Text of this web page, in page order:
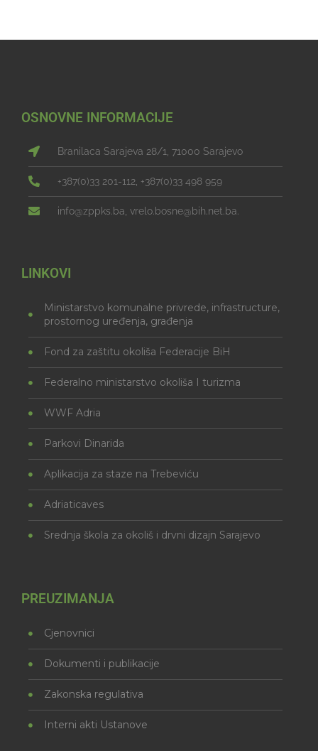
OSNOVNE INFORMACIJE
Branilaca Sarajeva 28/1, 71000 Sarajevo
+387(0)33 201-112, +387(0)33 498 959
info@zppks.ba, vrelo.bosne@bih.net.ba.
LINKOVI
Ministarstvo komunalne privrede, infrastructure,
prostornog uređenja, građenja
Fond za zaštitu okoliša Federacije BiH
Federalno ministarstvo okoliša I turizma
WWF Adria
Parkovi Dinarida
Aplikacija za staze na Trebeviću
Adriaticaves
Srednja škola za okoliš i drvni dizajn Sarajevo
PREUZIMANJA
Cjenovnici
Dokumenti i publikacije
Zakonska regulativa
Interni akti Ustanove